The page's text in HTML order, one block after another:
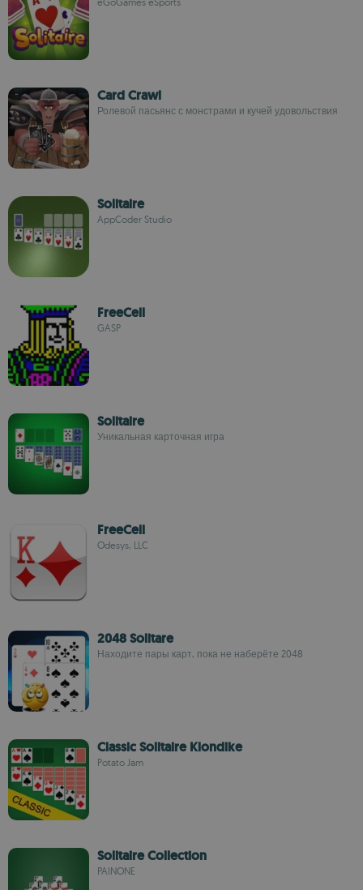
Card Crawl
Ролевой пасьянс с монстрами и кучей удовольствия
Solitaire
AppCoder Studio
FreeCell
GASP
Solitaire
Уникальная карточная игра
FreeCell
Odesys, LLC
2048 Solitare
Находите пары карт, пока не наберёте 2048
Classic Solitaire Klondike
Potato Jam
Solitaire Collection
PAINONE